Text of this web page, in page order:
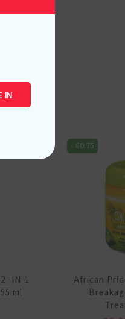
-IN-1
ml
-€0.75
African
IN